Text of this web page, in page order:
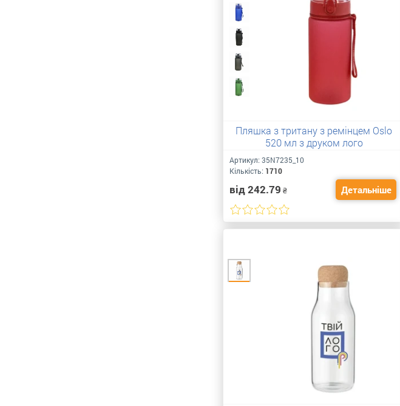
Пляшка з тритану з ремінцем Oslo
520 мл з друком лого
Артикул: 35N7235_10
Кількість: 1710
від 242.79 ₴ Детальніше